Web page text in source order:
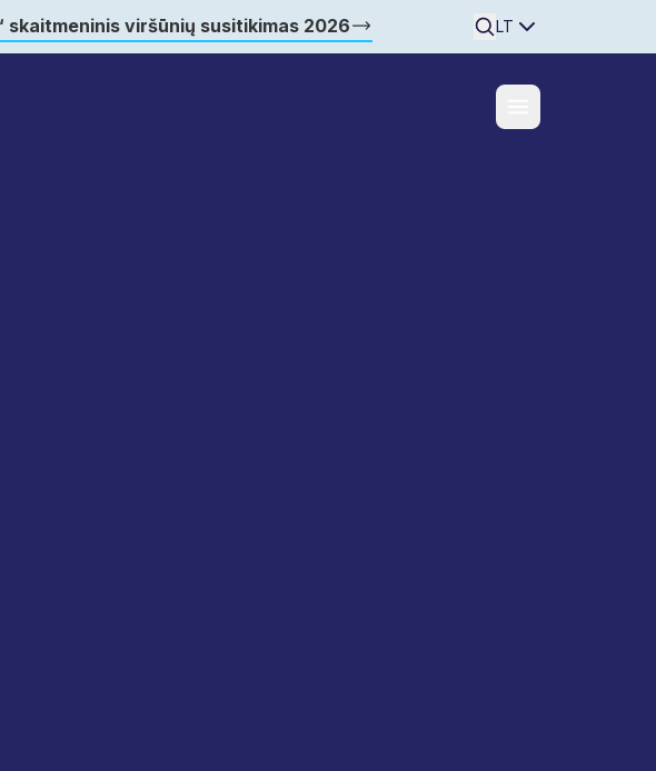
skaitmeninis viršūnių susitikimas 2026 Searchine
LT